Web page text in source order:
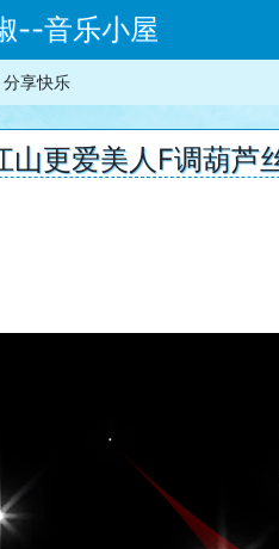
--音乐小屋
享快乐
山更爱美人F调葫芦